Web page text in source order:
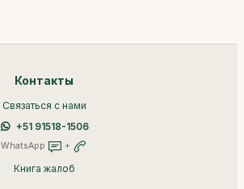
Контакты
Связаться с нами
+51 91518-1506
WhatsApp +
Книга жалоб